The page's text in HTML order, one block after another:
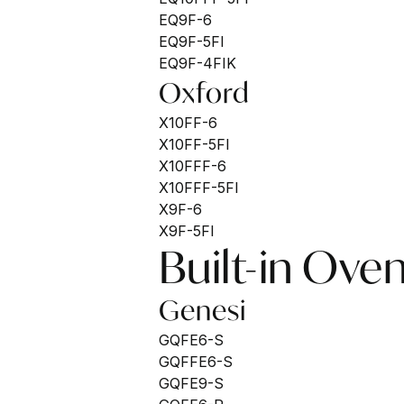
EQ9F-6
EQ9F-5FI
EQ9F-4FIK
Oxford
X10FF-6
X10FF-5FI
X10FFF-6
X10FFF-5FI
X9F-6
X9F-5FI
Built-in
Genesi
GQFE6-S
GQFFE6-S
GQFE9-S